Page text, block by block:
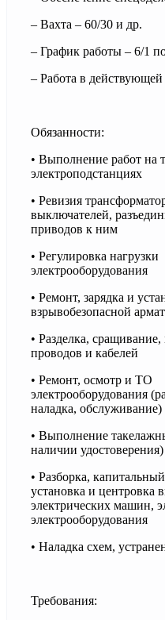
– Вахта – 60/30 и др.
– График работы – 6/1
– Работа в действующей
Обязанности:
• Выполнение работ на
электроподстанциях
• Ревизия
выключателей,
приводов к ним
• Регулировка нагрузки
электрооборудования
• Ремонт, зарядка и
взрывобезопасной
• Разделка,
проводов и кабелей
• Ремонт, осмотр и ТО
электрооборудования
наладка, обслуживание)
• Выполнение
наличии удостоверения)
• Разборка,
установка и центровка
электрических машин,
электрооборудования
• Наладка схем,
Требования: